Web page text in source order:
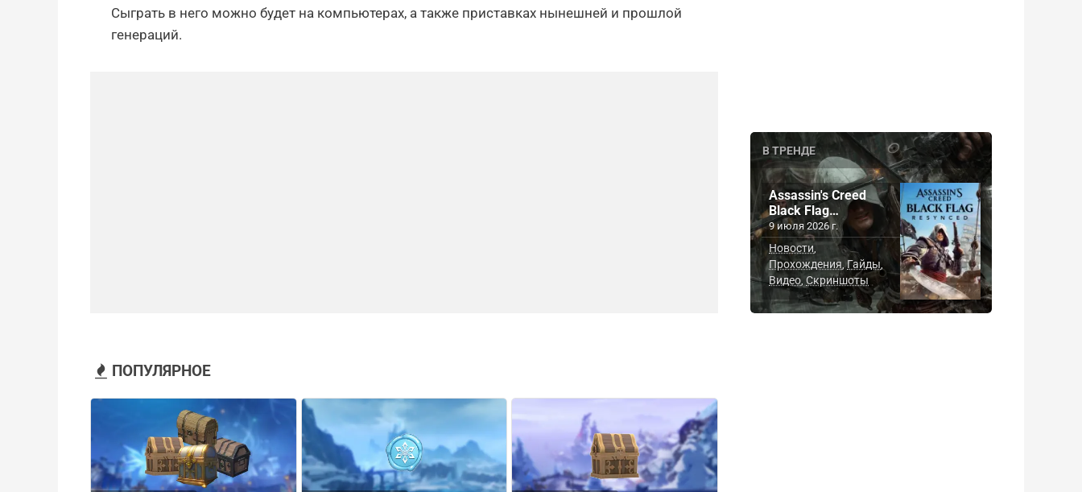
Сыграть в него можно будет на компьютерах, а также приставках нынешней и прошлой
генераций.
В ТРЕНДЕ
Assassin's Creed
Black Flag…
9 июля 2026 г.
Новости,
Прохождения ,Гайды
Видео ,Скриншоты
ПОПУЛЯРНОЕ